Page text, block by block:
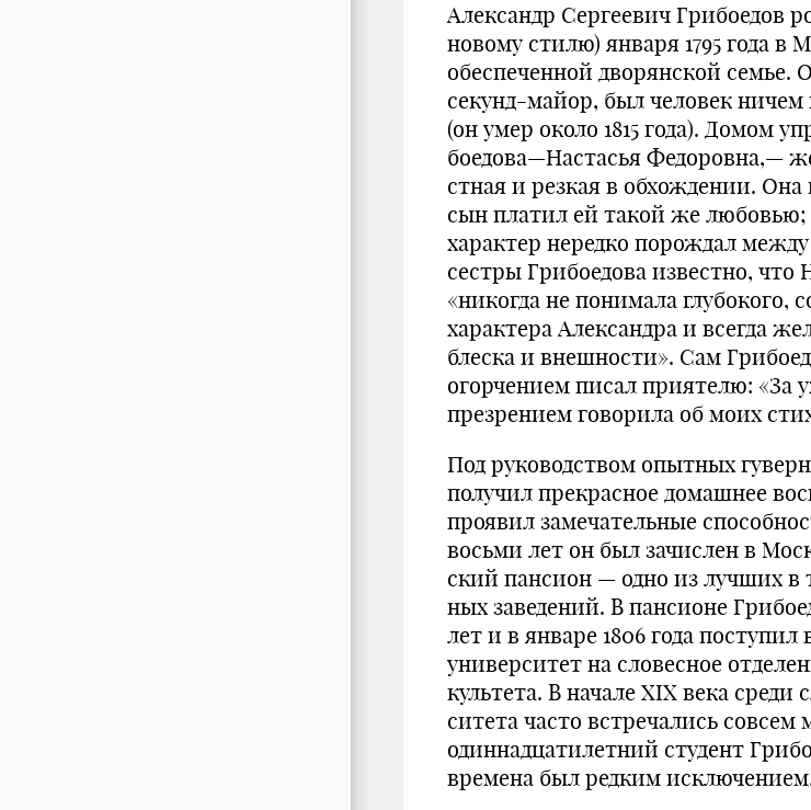
Александр Сергеевич Грибоедов
новому стилю) января 1795 года в
обеспеченной дворянской семье.
секунд-майор, был человек
(он умер около 1815 года). Домом
боедова—Настасья Федоровна,—
стная и резкая в обхождении.
сын платил ей такой же
характер нередко порождал
сестры Грибоедова известно, что
«никогда не понимала глубокого,
характера Александра и всегда
блеска и внешности». Сам
огорчением писал приятелю: «За
презрением говорила об моих
Под руководством опытных
получил прекрасное домашнее
проявил замечательные
восьми лет он был зачислен в
ский пансион — одно из лучших в
ных заведений. В пансионе
лет и в январе 1806 года
университет на словесное
культета. В начале XIX века
ситета часто встречались
одиннадцатилетний студент
времена был редким